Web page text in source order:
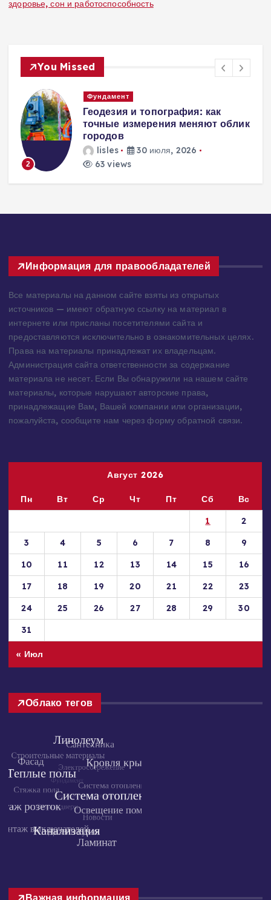
здоровье, сон и работоспособность
You Missed
Вентиляция
Вентиляция
энергоэффективного дома:
современные инженерные
решения для пассивного
домостроения
Информация для правообладателей
Все материалы на данном сайте взяты из открытых
источников — имеют обратную ссылку на материал в
интернете или присланы посетителями сайта и
предоставляются исключительно в ознакомительных целях.
Права на материалы принадлежат их владельцам.
Администрация сайта ответственности за содержание
материала не несет. Если Вы обнаружили на нашем сайте
материалы, которые нарушают авторские права,
Август 2026
Сб
Вс
1
2
3
4 5 6 7 8
9
10
11 12 13 14 15
16
17
18 19 20 21 22
23
24
31